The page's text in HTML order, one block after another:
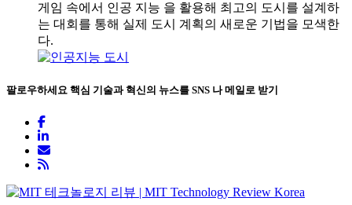
게임 속에서 인공 지능 을 활용해 최고의 도시를 설계하
는 대회를 통해 실제 도시 계획의 새로운 기법을 모색한
다.
팔로우하세요 핵심 기술과 혁신의 뉴스를 SNS 나 메일로 받기